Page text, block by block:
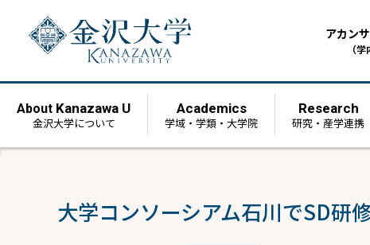
アカン
（
About Kanazawa U
金沢大学について
Academics
学域・学類・大学院
Research
研究・産学連携
大学コンソーシアム石川でSD研